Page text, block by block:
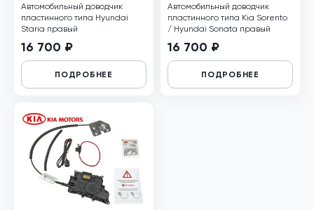
Автомобильный доводчик
пластинного типа Hyundai
Staria правый
16 700 ₽
ПОДРОБНЕЕ
Автомобильный доводчик
пластинного типа Kia Sorento
/ Hyundai Sonata правый
16 700 ₽
ПОДРОБНЕЕ